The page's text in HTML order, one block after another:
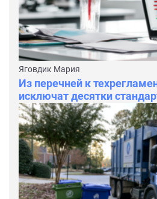
Яговдик Мария
Из перечней к
исключат десятки